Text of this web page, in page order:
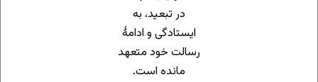
در تبعید، به
ایستادگی و ادامهٔ
رسالت خود متعهد
مانده است.